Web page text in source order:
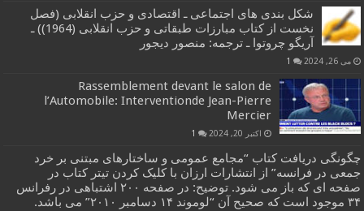
شکل بندی های اجتماعی ـ اقتصادی و حزب انقلابی (فصل
نخست از کتاب مبارزات طبقاتی و حزب انقلابی (1964)) ـ
آریگو چروتوا ـ ترجمه: منصور دیجور
می 26, 2024 1
Rassemblement devant le salon de
l’Automobile: Interventionde Jean-Pierre
Mercier
اکتبر 20, 2024 1
چگونگی دریافت کتاب “مجامع عمومی و ساختارهای مبتنی بر خرد
جمعی در فرانسه” از انتشارات ارزان با کلیک کردن تیتر کتاب در
صفحه ای که باز می شود. توضیح: در صفحه ۲۰۰ اشتباهی در رفرانس
۳۴ موجود است که صحیح آن “لوموند ۱۴ دسامبر ۲۰۱۰” می باشد.